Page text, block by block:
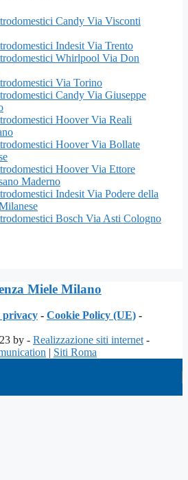
Candy Via Visconti
Indesit Via Trento
Whirlpool Via Don
Via Torino
Candy Via Giuseppe
Hoover Via Reali
Hoover Via Bollate
Hoover Via Ettore
Maderno
Indesit Via Podere della
Bosch Via Asti Cologno
Miele Milano
privacy - Cookie Policy (UE) -
by - Realizzazione siti internet -
| Siti Roma